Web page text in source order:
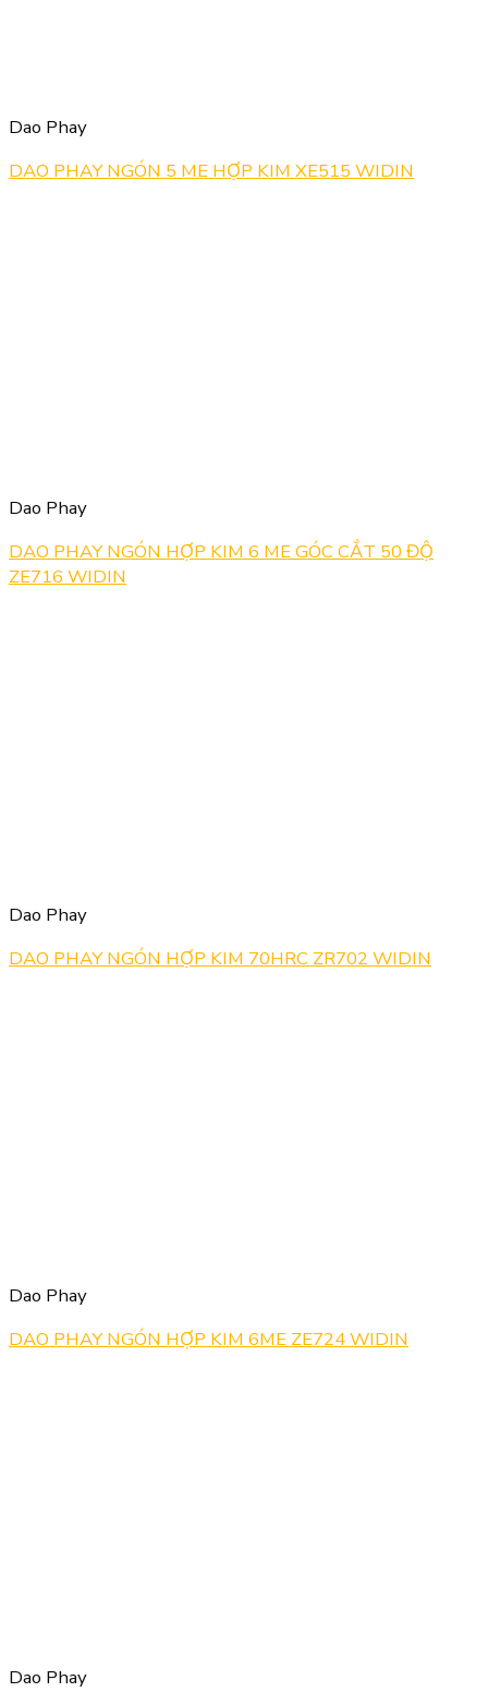
Dao Phay
DAO PHAY NGÓN 5 ME HỢP KIM XE515 WIDIN
Dao Phay
DAO PHAY NGÓN HỢP KIM 6 ME GÓC CẮT 50 ĐỘ
ZE716 WIDIN
Dao Phay
DAO PHAY NGÓN HỢP KIM 70HRC ZR702 WIDIN
Dao Phay
DAO PHAY NGÓN HỢP KIM 6ME ZE724 WIDIN
Dao Phay